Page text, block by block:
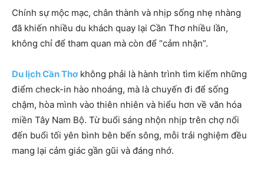
Chính sự mộc mạc, chân thành và nhịp sống nhẹ nhàng
đã khiến nhiều du khách quay lại Cần Thơ nhiều lần,
không chỉ để tham quan mà còn để “cảm nhận”.
Du lịch Cần Thơkhông phải là hành trình tìm kiếm những
điểm check-in hào nhoáng, mà là chuyến đi để sống
chậm, hòa mình vào thiên nhiên và hiểu hơn về văn hóa
miền Tây Nam Bộ. Từ buổi sáng nhộn nhịp trên chợ nổi
đến buổi tối yên bình bên bến sông, mỗi trải nghiệm đều
mang lại cảm giác gần gũi và đáng nhớ.